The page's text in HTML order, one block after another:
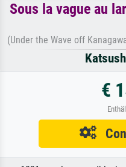
Sous la vague au
(Under the Wave off
€